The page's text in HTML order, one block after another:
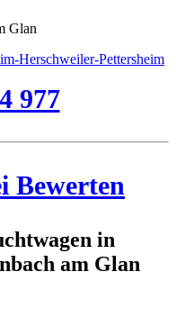
Glan
Herschweiler-Pettersheim
977
Bewerten
in
am Glan